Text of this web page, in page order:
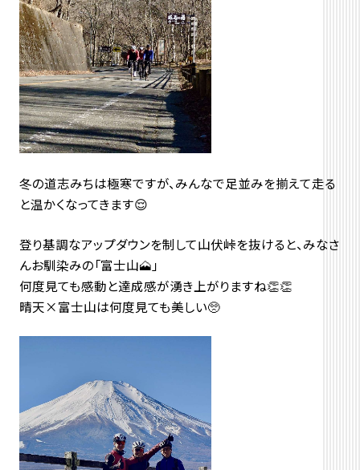
冬の道志みちは極寒ですが、みんなで足並みを揃えて走る
と温かくなってきます😌
登り基調なアップダウンを制して山伏峠を抜けると、みなさ
んお馴染みの「富士山🗻」
何度見ても感動と達成感が湧き上がりますね👏👏
晴天×富士山は何度見ても美しい🥺